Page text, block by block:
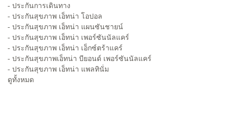
- ประกันการเดินทาง
- ประกันสุขภาพ เอ็ทน่า โอปอล
- ประกันสุขภาพ เอ็ทน่า แผนซันชายน์
- ประกันสุขภาพ เอ็ทน่า เพอร์ซันนัลแคร์
- ประกันสุขภาพ เอ็ทน่า เอ็กซ์ตร้าแคร์
- ประกันสุขภาพเอ็ทน่า บียอนด์ เพอร์ซันนัลแคร์
- ประกันสุขภาพ เอ็ทน่า แพลทินั่ม
ดูทั้งหมด